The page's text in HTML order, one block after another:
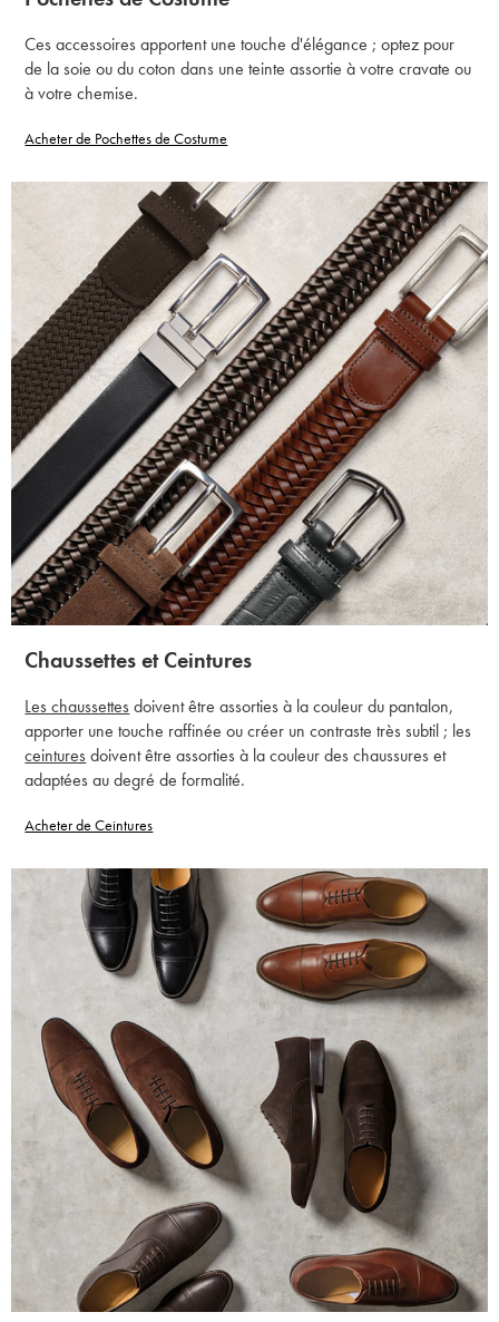
Ces accessoires apportent une touche d'élégance ; optez pour
de la soie ou du coton dans une teinte assortie à votre cravate ou
à votre chemise.
Acheter de Pochettes de Costume
Chaussettes et Ceintures
Les chaussettes doivent être assorties à la couleur du pantalon,
apporter une touche raffinée ou créer un contraste très subtil ; les
ceintures doivent être assorties à la couleur des chaussures et
adaptées au degré de formalité.
Acheter de Ceintures